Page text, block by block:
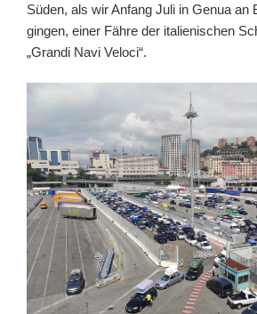
Süden, als wir Anfang Juli in Genua an
gingen, einer Fähre der italienischen
„Grandi Navi Veloci“.